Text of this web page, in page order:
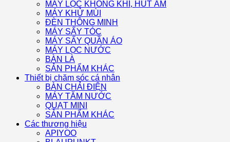
MÁY LỌC KHÔNG KHÍ, HÚT ẨM
MÁY KHỬ MÙI
ĐÈN THÔNG MINH
MÁY SẤY TÓC
MÁY SẤY QUẦN ÁO
MÁY LỌC NƯỚC
BÀN LÀ
SẢN PHẨM KHÁC
Thiết bị chăm sóc cá nhân
BÀN CHẢI ĐIỆN
MÁY TĂM NƯỚC
QUẠT MINI
SẢN PHẨM KHÁC
Các thương hiệu
APIYOO